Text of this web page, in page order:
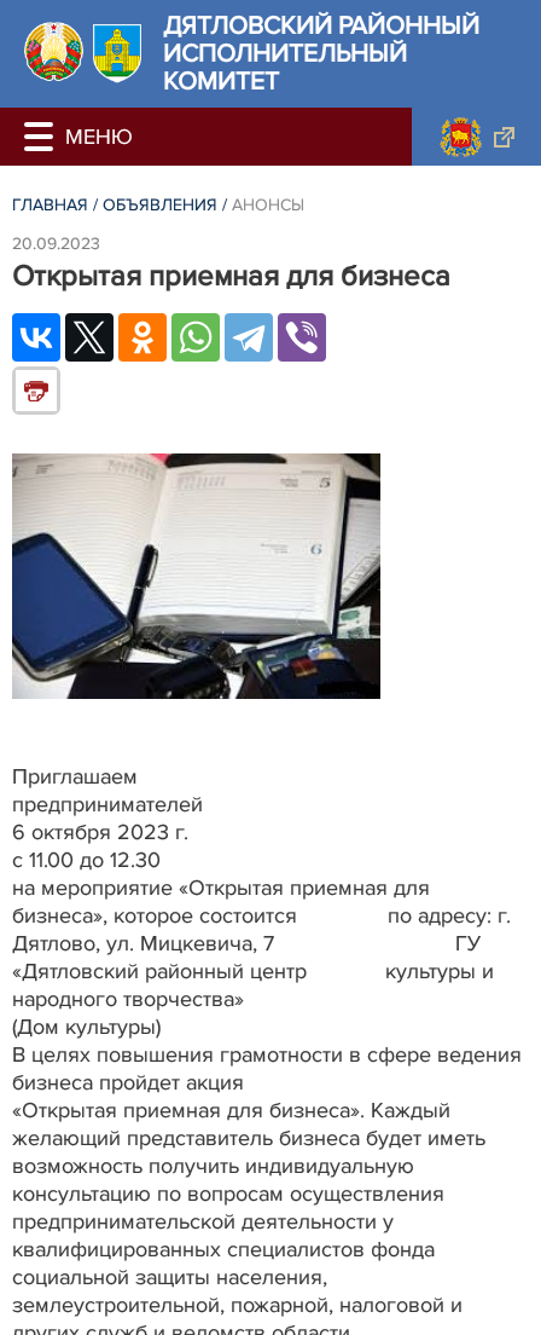
ДЯТЛОВСКИЙ РАЙОННЫЙ
ИСПОЛНИТЕЛЬНЫЙ
КОМИТЕТ
ГЛАВНАЯ / ОБЪЯВЛЕНИЯ / АНОНСЫ
20.09.2023
Открытая приемная для бизнеса
Приглашаем
предпринимателей
6 октября 2023 г.
с 11.00 до 12.30
на мероприятие «Открытая приемная для
бизнеса», которое состоится по адресу: г.
Дятлово, ул. Мицкевича, 7 ГУ
«Дятловский районный центр культуры и
народного творчества»
(Дом культуры)
В целях повышения грамотности в сфере ведения
бизнеса пройдет акция
«Открытая приемная для бизнеса». Каждый
желающий представитель бизнеса будет иметь
возможность получить индивидуальную
консультацию по вопросам осуществления
предпринимательской деятельности у
квалифицированных специалистов фонда
социальной защиты населения,
землеустроительной, пожарной, налоговой и